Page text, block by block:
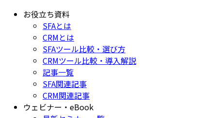
お役立ち資料
SFAとは
CRMとは
SFAツール比較・選び方
CRMツール比較・導入解説
記事一覧
SFA関連記事
CRM関連記事
ウェビナー・eBook